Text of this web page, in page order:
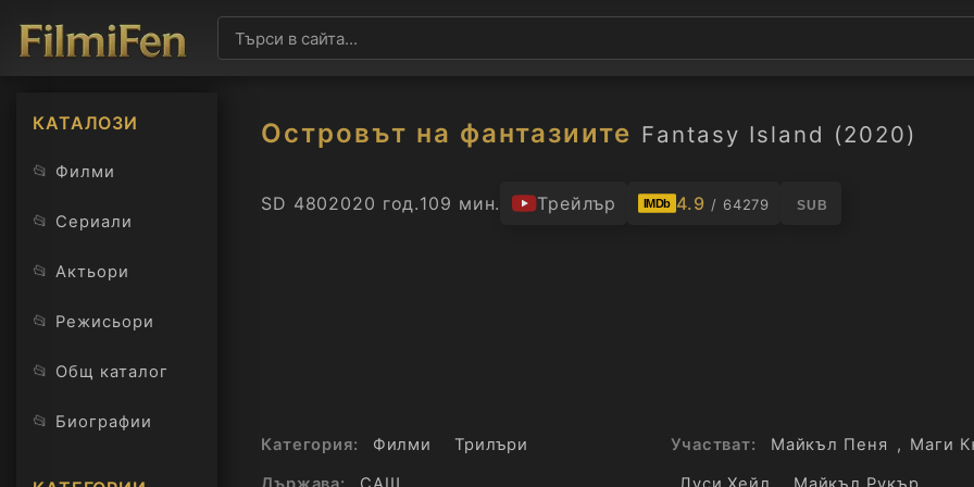
КАТАЛОЗИ
📂 Филми
📂 Сериали
📂 Актьори
📂 Режисьори
📂 Общ каталог
📂 Биографии
Островът на фантазиите Fantasy Island (2020)
SD 4802020 год.109 мин. Трейлър IMDb 4.9 / 64279 SUB
Категория: Филми
Трилъри
Участват: Майкъл Пеня , Маги